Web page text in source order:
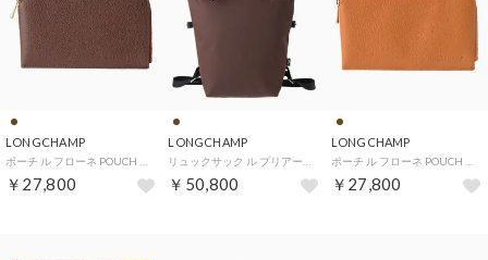
LONGCHAMP
￥27,800
LONGCHAMP
￥50,800
LONGCHAMP
￥27,800